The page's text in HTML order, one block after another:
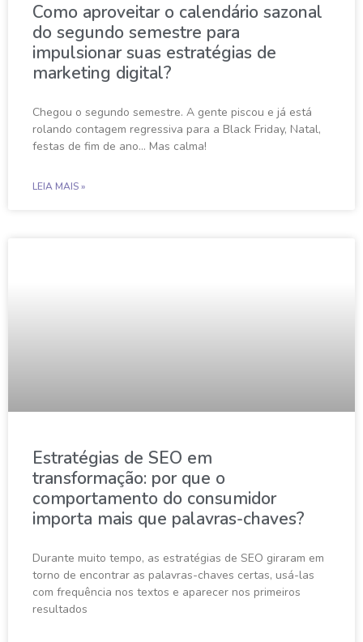
Como aproveitar o calendário sazonal
do segundo semestre para
impulsionar suas estratégias de
marketing digital?
Chegou o segundo semestre. A gente piscou e já está
rolando contagem regressiva para a Black Friday, Natal,
festas de fim de ano… Mas calma!
LEIA MAIS »
Estratégias de SEO em
transformação: por que o
comportamento do consumidor
importa mais que palavras-chaves?
Durante muito tempo, as estratégias de SEO giraram em
torno de encontrar as palavras-chaves certas, usá-las
com frequência nos textos e aparecer nos primeiros
resultados